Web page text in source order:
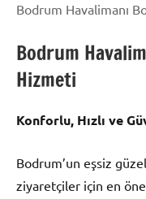
Bodrum Havalimanı
Bodrum
Hizmeti
Konforlu, Hızlı ve
Bodrum’un eşsiz
ziyaretçiler için en